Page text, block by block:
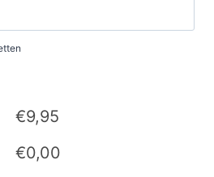
€9,95
€0,00